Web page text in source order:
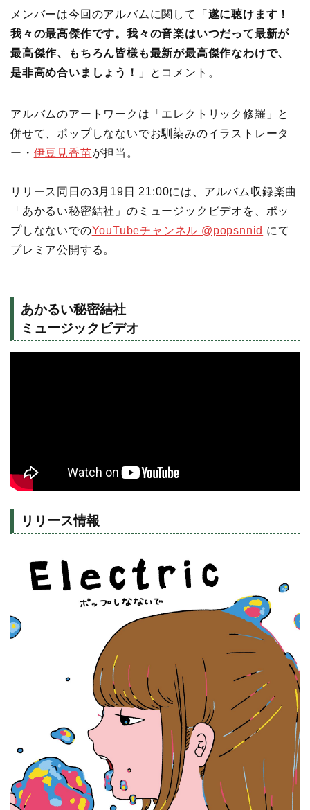
メンバーは今回のアルバムに関して「 遂に聴けます！
我々の最高傑作です。我々の音楽はいつだって最新が
最高傑作、もちろん皆様も最新が最高傑作なわけで、
是非高め合いましょう！
」とコメント。
アルバムのアートワークは「エレクトリック修羅」と
併せて、ポップしなないでお馴染みのイラストレータ
ー・ 伊豆見香苗が担当。
リリース同日の3月19日 21:00には、アルバム収録楽曲
「あかるい秘密結社」のミュージックビデオを、ポッ
プしなないでのYouTubeチャンネル @popsnnid にて
プレミア公開する。
あかるい秘密結社
ミュージックビデオ
リリース情報